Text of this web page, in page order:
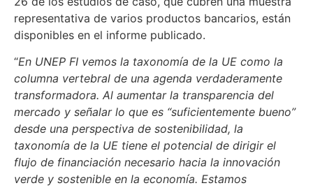
representativa de varios productos bancarios, están
disponibles en el informe publicado.
“En UNEP FI vemos la taxonomía de la UE como la
columna vertebral de una agenda verdaderamente
transformadora. Al aumentar la transparencia del
mercado y señalar lo que es “suficientemente bueno”
desde una perspectiva de sostenibilidad, la
taxonomía de la UE tiene el potencial de dirigir el
flujo de financiación necesario hacia la innovación
verde y sostenible en la economía. Estamos